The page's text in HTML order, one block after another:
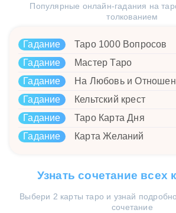
Популярные онлайн-гадания на
толкованием
Гадание Таро 1000 Вопросов
Гадание
Мастер Таро
Гадание
На Любовь и
Гадание
Кельтский крест
Гадание
Таро Карта Дня
Гадание
Карта Желаний
Узнать сочетание всех
Выбери 2 карты таро и узнай
сочетание